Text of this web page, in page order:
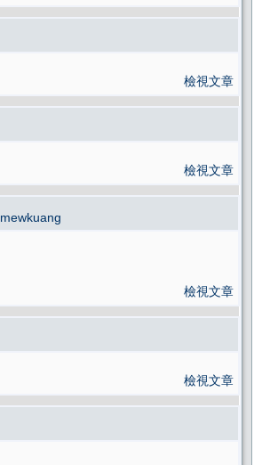
檢視文章
檢視文章
mewkuang
檢視文章
檢視文章